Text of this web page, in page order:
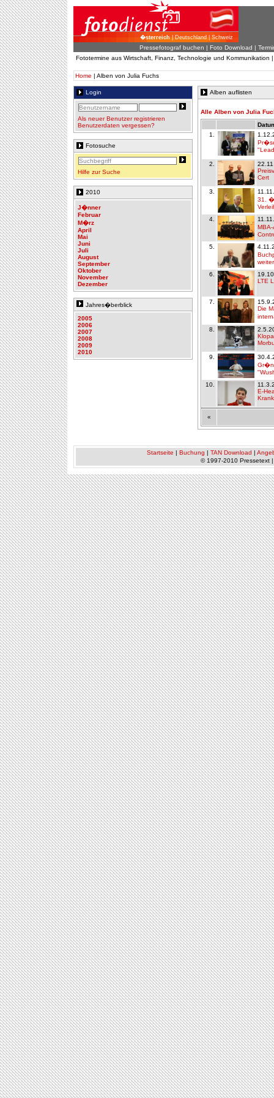
�sterreich| Deutschland | Schweiz
Pressefotograf buchen | Foto Download |
Fototermine aus Wirtschaft, Finanz, Technologie und Kommunikation
Home | Alben von Julia Fuchs
Login
Als neuer Benutzer registrieren
Benutzerdaten vergessen?
Fotosuche
Hilfe zur Suche
2010
J�nner
Februar
M�rz
April
Mai
Juni
Juli
August
September
Oktober
November
Dezember
Jahres�berblick
2005
2006
2007
2008
2009
2010
Alben auflisten
Alle Alben von Julia
1.
2.
Cert
3.
31.
4.
5.
6.
LTE
7.
Die
8.
9.
10.
E-
«
Startseite | Buchung | TAN Download |
© 1997-2010 Pressetext